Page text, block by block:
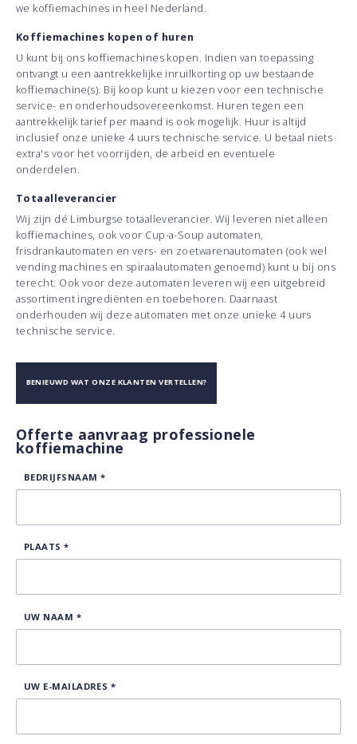
we koffiemachines in heel Nederland.
Koffiemachines kopen of huren
U kunt bij ons koffiemachines kopen. Indien van toepassing
ontvangt u een aantrekkelijke inruilkorting op uw bestaande
koffiemachine(s). Bij koop kunt u kiezen voor een technische
service- en onderhoudsovereenkomst. Huren tegen een
aantrekkelijk tarief per maand is ook mogelijk. Huur is altijd
inclusief onze unieke 4 uurs technische service. U betaal niets
extra's voor het voorrijden, de arbeid en eventuele
onderdelen.
Totaalleverancier
Wij zijn dé Limburgse totaalleverancier. Wij leveren niet alleen
koffiemachines, ook voor Cup-a-Soup automaten,
frisdrankautomaten en vers- en zoetwarenautomaten (ook wel
vending machines en spiraalautomaten genoemd) kunt u bij ons
terecht. Ook voor deze automaten leveren wij een uitgebreid
assortiment ingrediënten en toebehoren. Daarnaast
onderhouden wij deze automaten met onze unieke 4 uurs
technische service.
BENIEUWD WAT ONZE KLANTEN VERTELLEN?
Offerte aanvraag professionele
koffiemachine
BEDRIJFSNAAM *
PLAATS*
UW NAAM *
UW E-MAILADRES *